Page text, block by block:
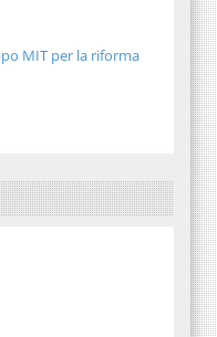
MIT per la riforma